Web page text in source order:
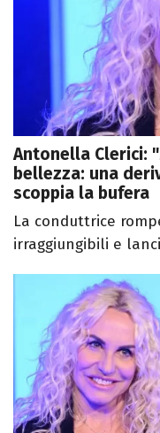
Antonella Clerici:
bellezza: una
scoppia la bufera
La conduttrice
irraggiungibili e